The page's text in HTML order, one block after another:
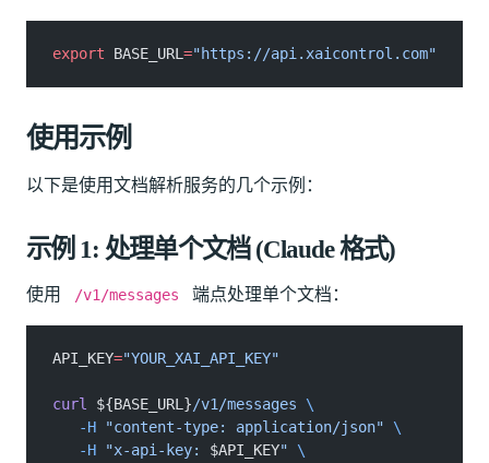
export BASE_URL ="https://api.xaicontrol.com"
使用示例
以下是使用文档解析服务的几个示例：
示例 1: 处理单个文档 (Claude 格式)
使用 /v1/messages 端点处理单个文档：
API_KEY="YOUR_XAI_API_KEY"
curl ${BASE_URL}/v1/messages \
   -H
"content-type: application/json" \
   -H
"x-api-key: $API_KEY" \